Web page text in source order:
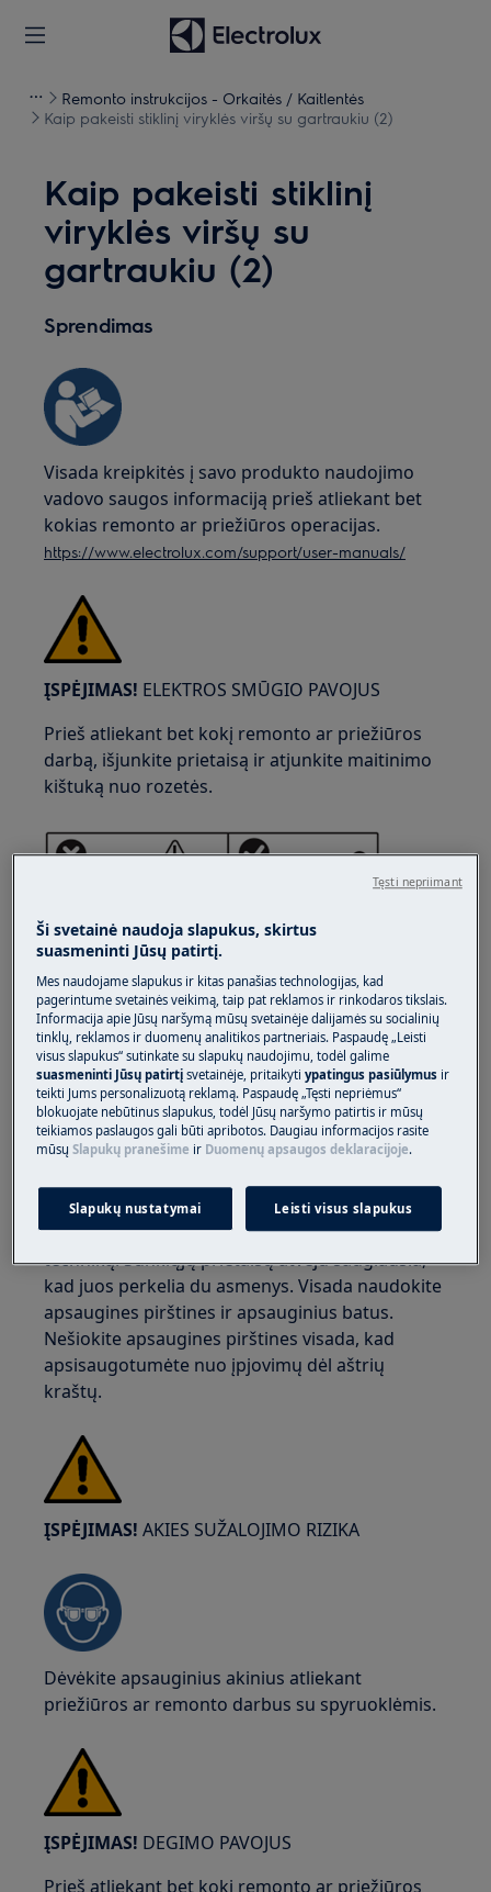
Remonto instrukcijos - Orkaitės / Kaitlentės
Kaip pakeisti stiklinį viryklės viršų su gartraukiu (2)
Kaip pakeisti stiklinį
viryklės viršų su
gartraukiu (2)
Sprendimas
Visada kreipkitės į savo produkto naudojimo
vadovo saugos informaciją prieš atliekant bet
kokias remonto ar priežiūros operacijas.
https://www.electrolux.com/support/user-manuals/
ĮSPĖJIMAS! ELEKTROS SMŪGIO PAVOJUS
Prieš atliekant bet kokį remonto ar priežiūros
darbą, išjunkite prietaisą ir atjunkite maitinimo
kištuką nuo rozetės.
ĮSPĖJIMAS!SUŽALOJIMO RIZIKA
Visada būkite atsargūs perkeldami buitinę
techniką. Sunkiųjų prietaisų atveju saugiausia,
kad juos perkelia du asmenys. Visada naudokite
apsaugines pirštines ir apsauginius batus.
Nešiokite apsaugines pirštines visada, kad
apsisaugotumėte nuo įpjovimų dėl aštrių
kraštų.
ĮSPĖJIMAS! AKIES SUŽALOJIMO RIZIKA
Dėvėkite apsauginius akinius atliekant
priežiūros ar remonto darbus su spyruoklėmis.
ĮSPĖJIMAS! DEGIMO PAVOJUS
Prieš atliekant bet kokį remonto ar priežiūros
Ši svetainė naudoja slapukus, skirtus
suasmeninti Jūsų patirtį.
Mes naudojame slapukus ir kitas panašias technologijas, kad
pagerintume svetainės veikimą, taip pat reklamos ir rinkodaros tikslais.
Informacija apie Jūsų naršymą mūsų svetainėje dalijamės su socialinių
tinklų, reklamos ir duomenų analitikos partneriais. Paspaudę „Leisti
visus slapukus“ sutinkate su slapukų naudojimu, todėl galime
suasmeninti Jūsų patirtįsvetainėje, pritaikytiypatingus pasiūlymus ir
teikti Jums personalizuotą reklamą. Paspaudę „Tęsti nepriėmus“
blokuojate nebūtinus slapukus, todėl Jūsų naršymo patirtis ir mūsų
teikiamos paslaugos gali būti apribotos. Daugiau informacijos rasite
mūsųSlapukų pranešime ir Duomenų apsaugos deklaracijoje.
Slapukų nustatymai Leisti visus slapukus
Tęsti nepriimant